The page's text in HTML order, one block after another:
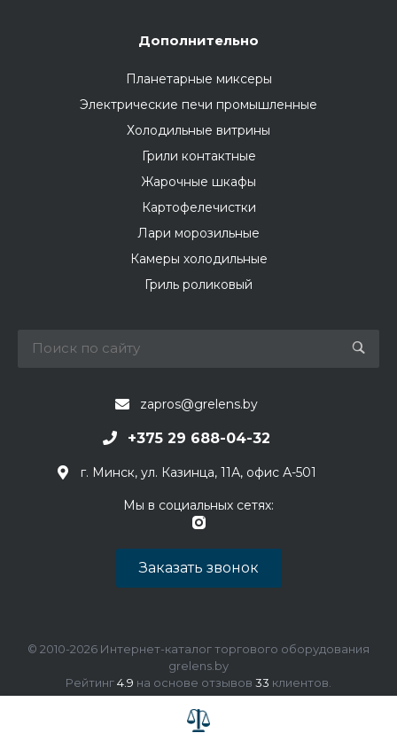
Дополнительно
Планетарные миксеры
Электрические печи промышленные
Холодильные витрины
Грили контактные
Жарочные шкафы
Картофелечистки
Лари морозильные
Камеры холодильные
Гриль роликовый
zapros@grelens.by
+375 29 688-04-32
г. Минск, ул. Казинца, 11А, офис А-501
Мы в социальных сетях:
Заказать звонок
© 2010-2026 Интернет-каталог торгового оборудования
grelens.by
Рейтинг4.9 на основе отзывов 33 клиентов.